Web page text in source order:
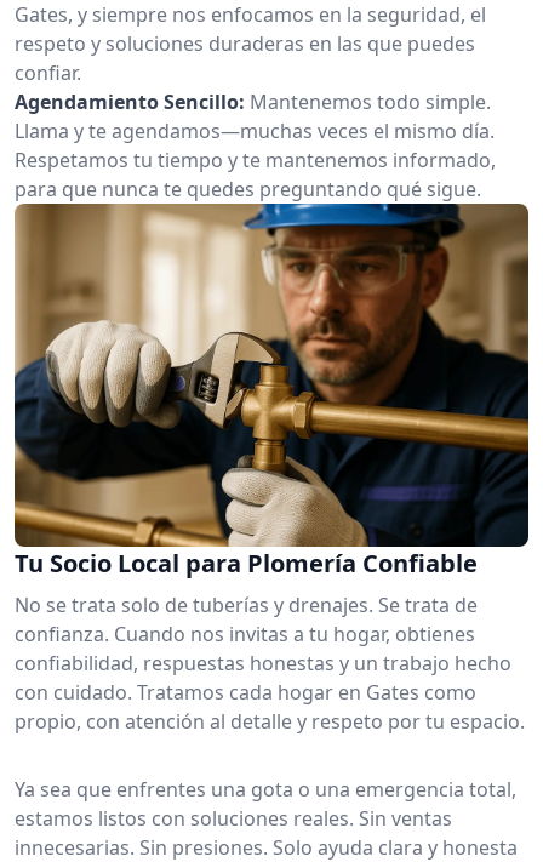
Gates, y siempre nos enfocamos en la seguridad, el
respeto y soluciones duraderas en las que puedes
confiar.
Agendamiento Sencillo: Mantenemos todo simple.
Llama y te agendamos—muchas veces el mismo día.
Respetamos tu tiempo y te mantenemos informado,
para que nunca te quedes preguntando qué sigue.
Tu Socio Local para Plomería Confiable
No se trata solo de tuberías y drenajes. Se trata de
confianza. Cuando nos invitas a tu hogar, obtienes
confiabilidad, respuestas honestas y un trabajo hecho
con cuidado. Tratamos cada hogar en Gates como
propio, con atención al detalle y respeto por tu espacio.
Ya sea que enfrentes una gota o una emergencia total,
estamos listos con soluciones reales. Sin ventas
innecesarias. Sin presiones. Solo ayuda clara y honesta